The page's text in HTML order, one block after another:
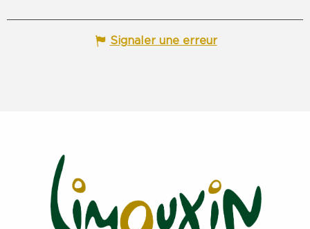
Signaler une erreur